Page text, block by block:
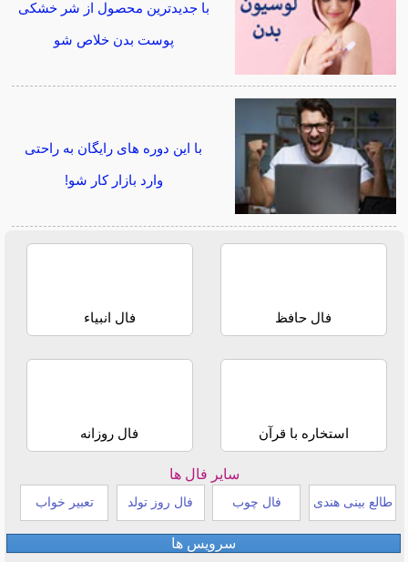
با جدیدترین محصول از شر خشکی
پوست بدن خلاص شو
با این دوره های رایگان به راحتی
وارد بازار کار شو!
فال حافظ فال انبیاء
استخاره با قرآن فال روزانه
سایر فال ها
طالع بینی هندی فال چوب فال روز تولد تعبیر خواب
سرویس ها